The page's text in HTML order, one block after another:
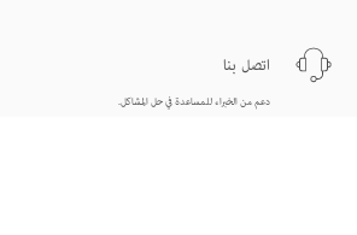
اتصل بنا
دعم من الخبراء للمساعدة في حل المشاكل.